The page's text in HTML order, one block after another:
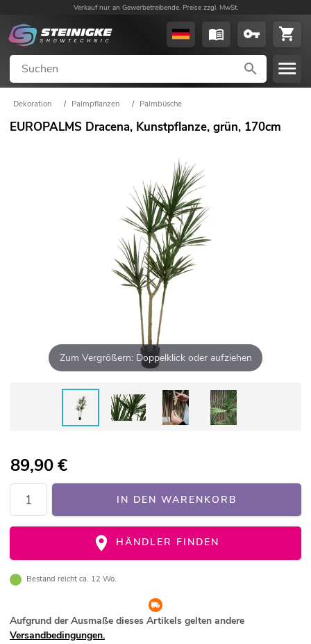
Verkauf nur an Gewerbetreibende. Preise zzgl. MwSt.
Dekoration / Palmpflanzen / Palmbüsche
EUROPALMS Dracena, Kunstpflanze, grün, 170cm
Zum Vergrößern: Doppelklick oder aufziehen
89,90€
IN DEN WARENKORB
HÄNDLER FINDEN
Bestand reicht ca. 12 Wo.
Aufgrund der Ausmaße dieses Artikels gelten andere
Versandbedingungen.